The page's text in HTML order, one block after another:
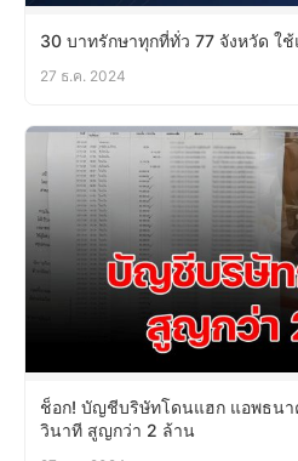
30 บาทรักษาทุกที่ทั่ว 77 จังหวัด ใ
27 ธ.ค. 2024
ช็อก! บัญชีบริษัทโดนแฮก แอพธนา
วินาที สูญกว่า 2 ล้าน